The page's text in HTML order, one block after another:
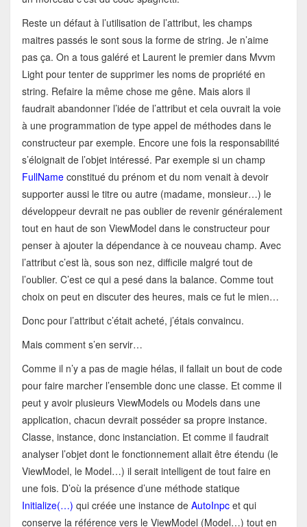
Reste un défaut à l’utilisation de l’attribut, les champs
maitres passés le sont sous la forme de string. Je n’aime
pas ça. On a tous galéré et Laurent le premier dans Mvvm
Light pour tenter de supprimer les noms de propriété en
string. Refaire la même chose me gêne. Mais alors il
faudrait abandonner l’idée de l’attribut et cela ouvrait la voie
à une programmation de type appel de méthodes dans le
constructeur par exemple. Encore une fois la responsabilité
s’éloignait de l’objet intéressé. Par exemple si un champ
FullNameconstitué du prénom et du nom venait à devoir
supporter aussi le titre ou autre (madame, monsieur…) le
développeur devrait ne pas oublier de revenir généralement
tout en haut de son ViewModel dans le constructeur pour
penser à ajouter la dépendance à ce nouveau champ. Avec
l’attribut c’est là, sous son nez, difficile malgré tout de
l’oublier. C’est ce qui a pesé dans la balance. Comme tout
choix on peut en discuter des heures, mais ce fut le mien…
Donc pour l’attribut c’était acheté, j’étais convaincu.
Mais comment s’en servir…
Comme il n’y a pas de magie hélas, il fallait un bout de code
pour faire marcher l’ensemble donc une classe. Et comme il
peut y avoir plusieurs ViewModels ou Models dans une
application, chacun devrait posséder sa propre instance.
Classe, instance, donc instanciation. Et comme il faudrait
analyser l’objet dont le fonctionnement allait être étendu (le
ViewModel, le Model…) il serait intelligent de tout faire en
une fois. D’où la présence d’une méthode statique
Initialize(…) qui créée une instance de AutoInpcet qui
conserve la référence vers le ViewModel (Model…) tout en